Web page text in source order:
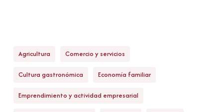
Agricultura Comercio y servicios
Cultura gastronómica Economía familiar
Emprendimiento y actividad empresarial